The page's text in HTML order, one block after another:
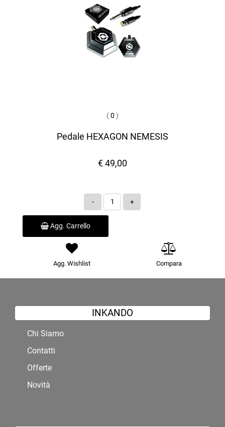
(0 )
Pedale HEXAGON NEMESIS
€ 49,00
Quantità
Agg. Carrello
Agg. Wishlist Compara
INKANDO
Chi Siamo
Contatti
Offerte
Novità